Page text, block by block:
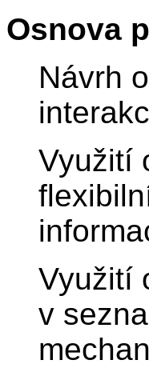
Osnova
Návrh
Využití
Využití
v